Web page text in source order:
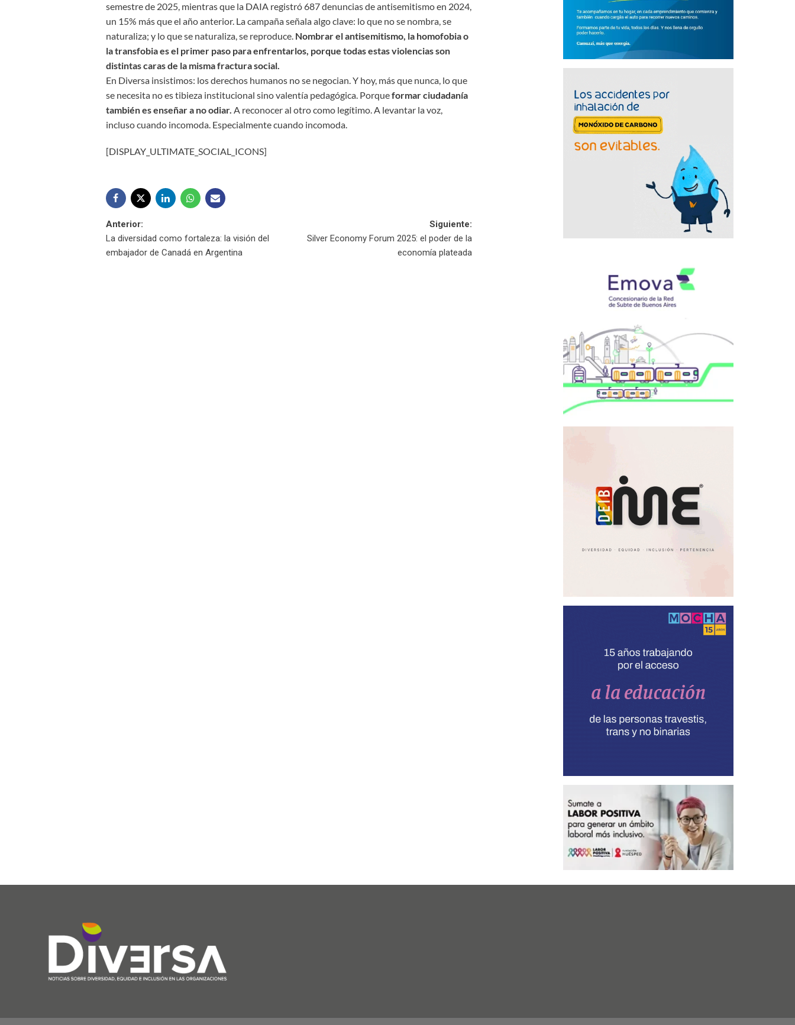
semestre de 2025, mientras que la DAIA registró 687 denuncias de antisemitismo en 2024,
un 15% más que el año anterior. La campaña señala algo clave: lo que no se nombra, se
naturaliza; y lo que se naturaliza, se reproduce. Nombrar el antisemitismo, la homofobia o
la transfobia es el primer paso para enfrentarlos, porque todas estas violencias son
distintas caras de la misma fractura social.
En Diversa insistimos: los derechos humanos no se negocian. Y hoy, más que nunca, lo que
se necesita no es tibieza institucional sino valentía pedagógica. Porqueformar ciudadanía
también es enseñar a no odiar. A reconocer al otro como legítimo. A levantar la voz,
incluso cuando incomoda. Especialmente cuando incomoda.
[DISPLAY_ULTIMATE_SOCIAL_ICONS]
Navegación
de
Anterior:
La diversidad como fortaleza: la visión del
embajador de Canadá en Argentina
Siguiente:
Silver Economy Forum 2025: el poder de la
economía plateada